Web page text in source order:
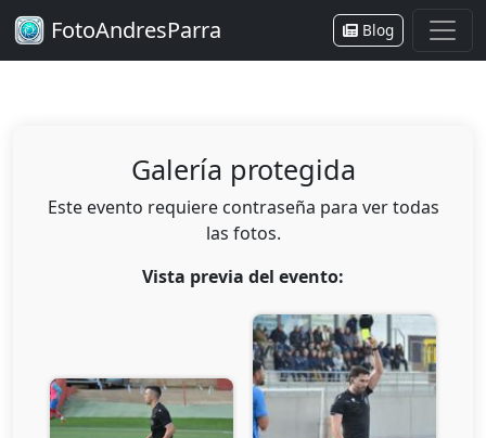
FotoAndresParra Blog
Galería protegida
Este evento requiere contraseña para ver todas
las fotos.
Vista previa del evento: